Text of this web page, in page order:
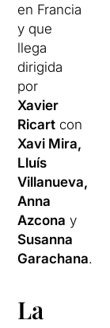
en Francia
y que
llega
dirigida
por
Xavier
Ricart con
Xavi Mira,
Lluís
Villanueva,
Anna
Azcona y
Susanna
Garachana.
La